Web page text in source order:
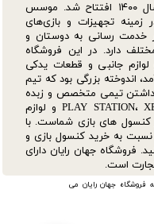
جهان رایان می
سایت فروشگاه jahanrayan از شهریور ماه سال ۱۴۰۰ افتتاح شد. موسس
تجاری در زمینه تجهیزات و بازی‌های
خدمت رسانی به دوستان و
دارد. در این فروشگاه
جانبی و قطعات یدکی‌
اندوخته بزرگی بود که تیم
داشتن تیمی متخصص و زبده
در امور تعمیرات انواع کنسول های بازی PLAY STATION، XBOX و لوازم
کنسول های بازی شماست. با
نسبت به خرید کنسول بازی و
فروشگاه جهان رایان دارای
است.